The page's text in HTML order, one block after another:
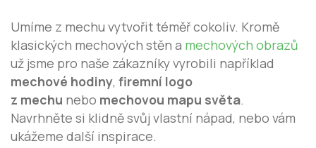
Umíme z mechu vytvořit téměř cokoliv. Kromě
klasických mechových stěn a mechových obrazů
už jsme pro naše zákazníky vyrobili například
mechové hodiny, firemní logo
z mechu nebo mechovou mapu světa.
Navrhněte si klidně svůj vlastní nápad, nebo vám
ukážeme další inspirace.